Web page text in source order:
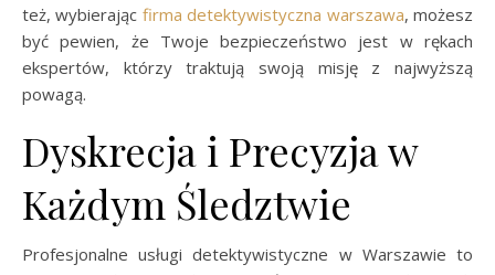
też, wybierając firma detektywistyczna warszawa, możesz
być pewien, że Twoje bezpieczeństwo jest w rękach
ekspertów, którzy traktują swoją misję z najwyższą
powagą.
Dyskrecja i Precyzja w
Każdym Śledztwie
Profesjonalne usługi detektywistyczne w Warszawie to